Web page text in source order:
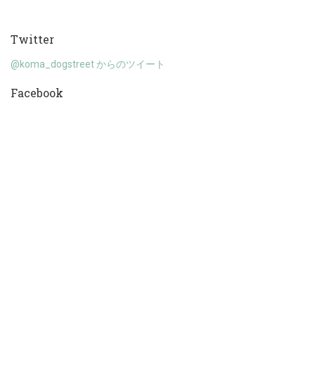
Twitter
@koma_dogstreet からのツイート
Facebook